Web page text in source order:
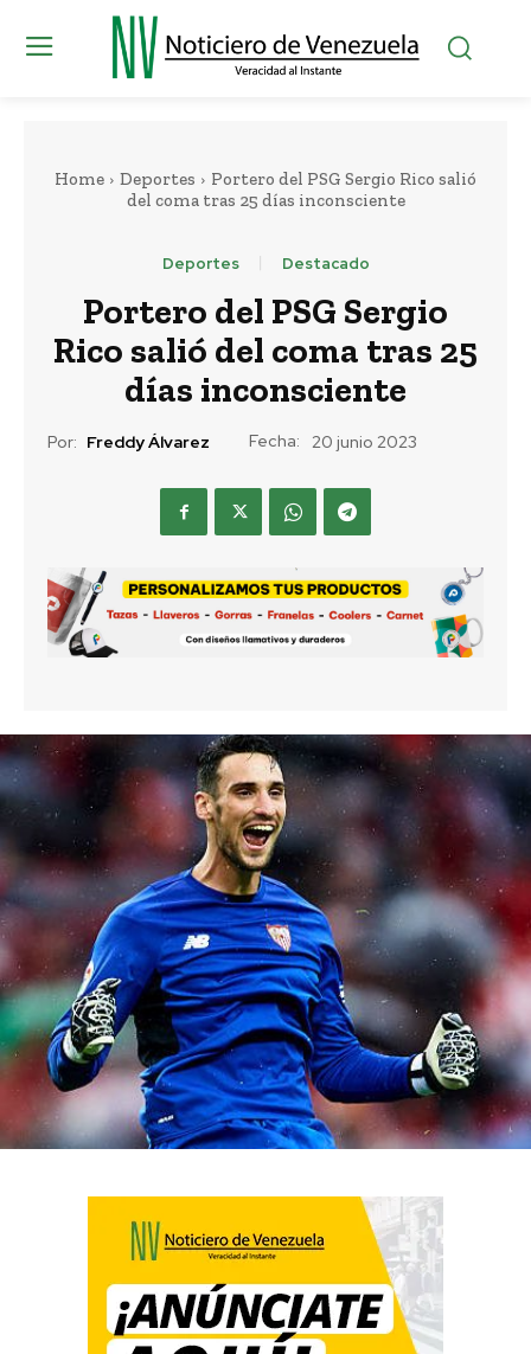
Home Deportes
Portero del PSG Sergio Rico salió
del coma tras 25 días inconsciente
Deportes Destacado
Portero del PSG Sergio
Rico salió del coma tras 25
días inconsciente
Por: Freddy Álvarez Fecha: 20 junio 2023